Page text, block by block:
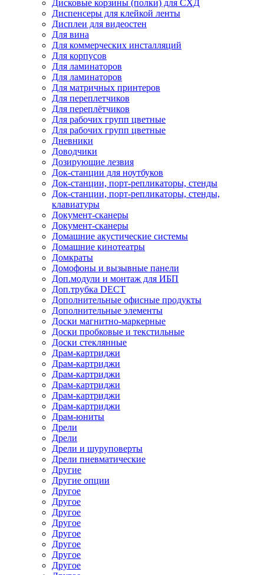
Дисковые корзины (полки) для СХД
Диспенсеры для клейкой ленты
Дисплеи для видеостен
Для вина
Для коммерческих инсталляций
Для корпусов
Для ламинаторов
Для ламинаторов
Для матричных принтеров
Для переплетчиков
Для переплётчиков
Для рабочих групп цветные
Для рабочих групп цветные
Дневники
Доводчики
Дозирующие лезвия
Док-станции для ноутбуков
Док-станции, порт-репликаторы, стенды
Док-станции, порт-репликаторы, стенды,
клавиатуры
Документ-сканеры
Документ-сканеры
Домашние акустические системы
Домашние кинотеатры
Домкраты
Домофоны и вызывные панели
Доп.модули и монтаж для ИБП
Доп.трубка DECT
Дополнительные офисные продукты
Дополнительные элементы
Доски магнитно-маркерные
Доски пробковые и текстильные
Доски стеклянные
Драм-картриджи
Драм-картриджи
Драм-картриджи
Драм-картриджи
Драм-картриджи
Драм-картриджи
Драм-юниты
Дрели
Дрели
Дрели и шуруповерты
Дрели пневматические
Другие
Другие опции
Другое
Другое
Другое
Другое
Другое
Другое
Другое
Другое